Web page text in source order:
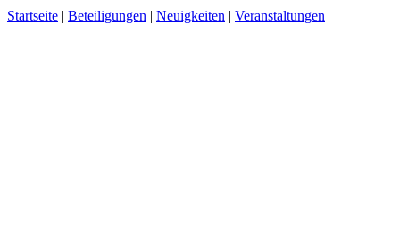
Startseite | Beteiligungen | Neuigkeiten | Veranstaltungen